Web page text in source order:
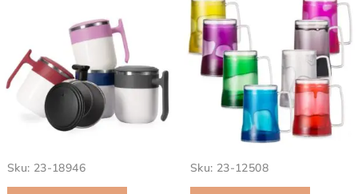
Sku: 23-18946 Sku: 23-12508